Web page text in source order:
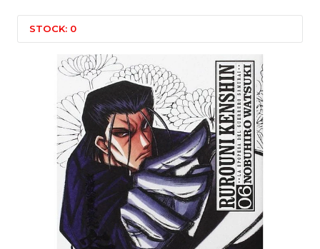
STOCK: 0